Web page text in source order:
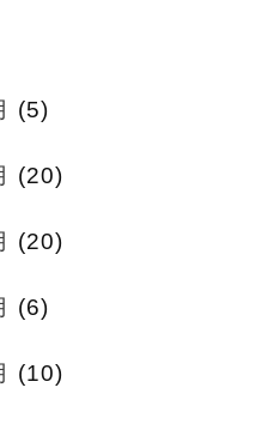
(5)
(20)
(20)
(6)
(10)